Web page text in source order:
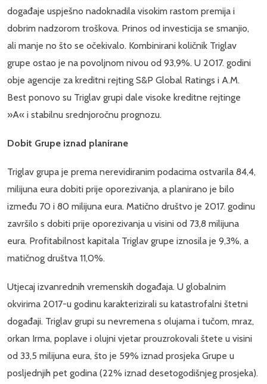
događaje uspješno nadoknadila visokim rastom premija i
dobrim nadzorom troškova. Prinos od investicija se smanjio,
ali manje no što se očekivalo. Kombinirani količnik Triglav
grupe ostao je na povoljnom nivou od 93,9%. U 2017. godini
obje agencije za kreditni rejting S&P Global Ratings i A.M.
Best ponovo su Triglav grupi dale visoke kreditne rejtinge
»A« i stabilnu srednjoročnu prognozu.
Dobit Grupe iznad planirane
Triglav grupa je prema nerevidiranim podacima ostvarila 84,4,
milijuna eura dobiti prije oporezivanja, a planirano je bilo
između 70 i 80 milijuna eura. Matično društvo je 2017. godinu
završilo s dobiti prije oporezivanja u visini od 73,8 milijuna
eura. Profitabilnost kapitala Triglav grupe iznosila je 9,3%, a
matičnog društva 11,0%.
Utjecaj izvanrednih vremenskih događaja. U globalnim
okvirima 2017-u godinu karakterizirali su katastrofalni štetni
događaji. Triglav grupi su nevremena s olujama i tučom, mraz,
orkan Irma, poplave i olujni vjetar prouzrokovali štete u visini
od 33,5 milijuna eura, što je 59% iznad prosjeka Grupe u
posljednjih pet godina (22% iznad desetogodišnjeg prosjeka).